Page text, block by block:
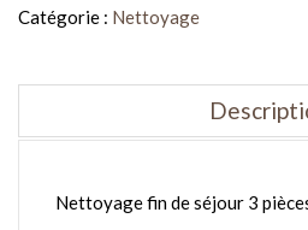
NETTOYAGE
55M²
Catégorie : Nettoyage
Nettoyage fin de séjour 3